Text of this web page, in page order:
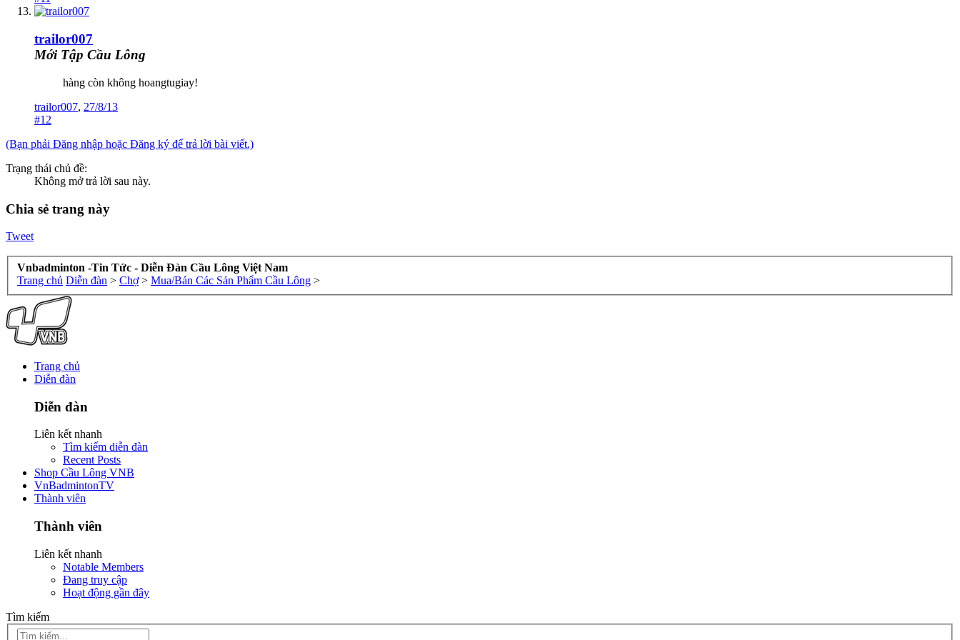
trailor007
Mới Tập Cầu Lông
hàng còn không hoangtugiay!
trailor007, 27/8/13
#12
(Bạn phải Đăng nhập hoặc Đăng ký để trả lời bài viết.)
Trạng thái chủ đề:
Không mở trả lời sau này.
Chia sẻ trang này
Tweet
Vnbadminton -Tin Tức - Diễn Đàn Cầu Lông Việt Nam
Trang chủ Diễn đàn > Chợ > Mua/Bán Các Sản Phẩm Cầu Lông >
Trang chủ
Diễn đàn
Diễn đàn
Liên kết nhanh
Tìm kiếm diễn đàn
Recent Posts
Shop Cầu Lông VNB
VnBadmintonTV
Thành viên
Thành viên
Liên kết nhanh
Notable Members
Đang truy cập
Hoạt động gần đây
Tìm kiếm